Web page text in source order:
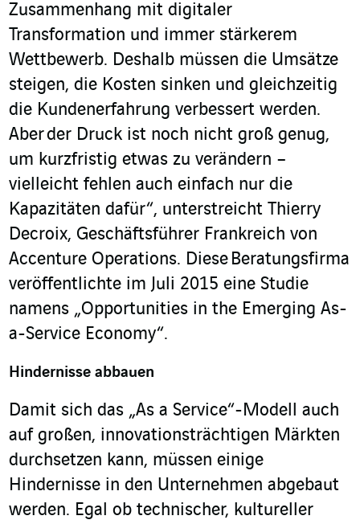
Zusammenhang mit digitaler
Transformation und immer stärkerem
Wettbewerb. Deshalb müssen die Umsätze
steigen, die Kosten sinken und gleichzeitig
die Kundenerfahrung verbessert werden.
Aber der Druck ist noch nicht groß genug,
um kurzfristig etwas zu verändern –
vielleicht fehlen auch einfach nur die
Kapazitäten dafür“, unterstreicht Thierry
Decroix, Geschäftsführer Frankreich von
Accenture Operations. Diese Beratungsfirma
veröffentlichte im Juli 2015 eine Studie
namens „Opportunities in the Emerging As-
a-Service Economy“.
Hindernisse abbauen
Damit sich das „As a Service“-Modell auch
auf großen, innovationsträchtigen Märkten
durchsetzen kann, müssen einige
Hindernisse in den Unternehmen abgebaut
werden. Egal ob technischer, kultureller